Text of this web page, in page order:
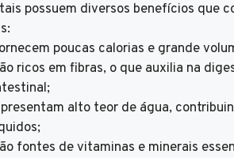
possuem diversos benefícios que
poucas calorias e grande
ricos em fibras, o que auxilia na
alto teor de água,
fontes de vitaminas e minerais